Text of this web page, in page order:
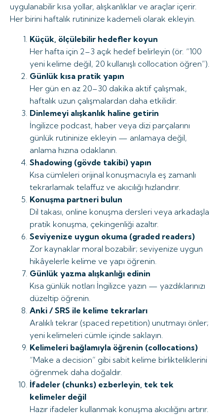
uygulanabilir kısa yollar, alışkanlıklar ve araçlar içerir.
Her birini haftalık rutininize kademeli olarak ekleyin.
Küçük, ölçülebilir hedefler koyun
Her hafta için 2–3 açık hedef belirleyin (ör. “100
yeni kelime değil, 20 kullanışlı collocation öğren”).
Günlük kısa pratik yapın
Her gün en az 20–30 dakika aktif çalışmak,
haftalık uzun çalışmalardan daha etkilidir.
Dinlemeyi alışkanlık haline getirin
İngilizce podcast, haber veya dizi parçalarını
günlük rutininize ekleyin — anlamaya değil,
anlama hızına odaklanın.
Shadowing (gövde takibi) yapın
Kısa cümleleri orijinal konuşmacıyla eş zamanlı
tekrarlamak telaffuz ve akıcılığı hızlandırır.
Konuşma partneri bulun
Dil takası, online konuşma dersleri veya arkadaşla
pratik konuşma, çekingenliği azaltır.
Seviyenize uygun okuma (graded readers)
Zor kaynaklar moral bozabilir; seviyenize uygun
hikâyelerle kelime ve yapı öğrenin.
Günlük yazma alışkanlığı edinin
Kısa günlük notları İngilizce yazın — yazdıklarınızı
düzeltip öğrenin.
Anki / SRS ile kelime tekrarları
Aralıklı tekrar (spaced repetition) unutmayı önler;
yeni kelimeleri cümle içinde saklayın.
Kelimeleri bağlamıyla öğrenin (collocations)
“Make a decision” gibi sabit kelime birlikteliklerini
öğrenmek daha doğaldır.
İfadeler (chunks) ezberleyin, tek tek
kelimeler değil
Hazır ifadeler kullanmak konuşma akıcılığını artırır.